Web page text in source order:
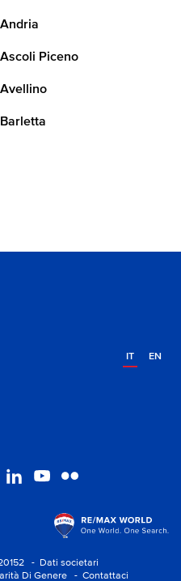
Andria
Ascoli Piceno
Avellino
Barletta
IT EN
- Dati societari
Di Genere - Contattaci